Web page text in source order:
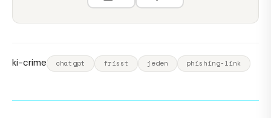
ki-crime chatgpt frisst jeden phishing-link